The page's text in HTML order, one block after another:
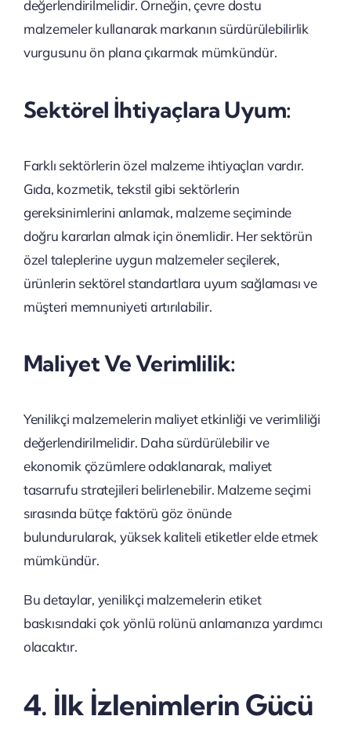
değerlendirilmelidir. Örneğin, çevre dostu
malzemeler kullanarak markanın sürdürülebilirlik
vurgusunu ön plana çıkarmak mümkündür.
Sektörel İhtiyaçlara Uyum:
Farklı sektörlerin özel malzeme ihtiyaçları vardır.
Gıda, kozmetik, tekstil gibi sektörlerin
gereksinimlerini anlamak, malzeme seçiminde
doğru kararları almak için önemlidir. Her sektörün
özel taleplerine uygun malzemeler seçilerek,
ürünlerin sektörel standartlara uyum sağlaması ve
müşteri memnuniyeti artırılabilir.
Maliyet Ve Verimlilik:
Yenilikçi malzemelerin maliyet etkinliği ve verimliliği
değerlendirilmelidir. Daha sürdürülebilir ve
ekonomik çözümlere odaklanarak, maliyet
tasarrufu stratejileri belirlenebilir. Malzeme seçimi
sırasında bütçe faktörü göz önünde
bulundurularak, yüksek kaliteli etiketler elde etmek
mümkündür.
Bu detaylar, yenilikçi malzemelerin etiket
baskısındaki çok yönlü rolünü anlamanıza yardımcı
olacaktır.
4. İlk İzlenimlerin Gücü